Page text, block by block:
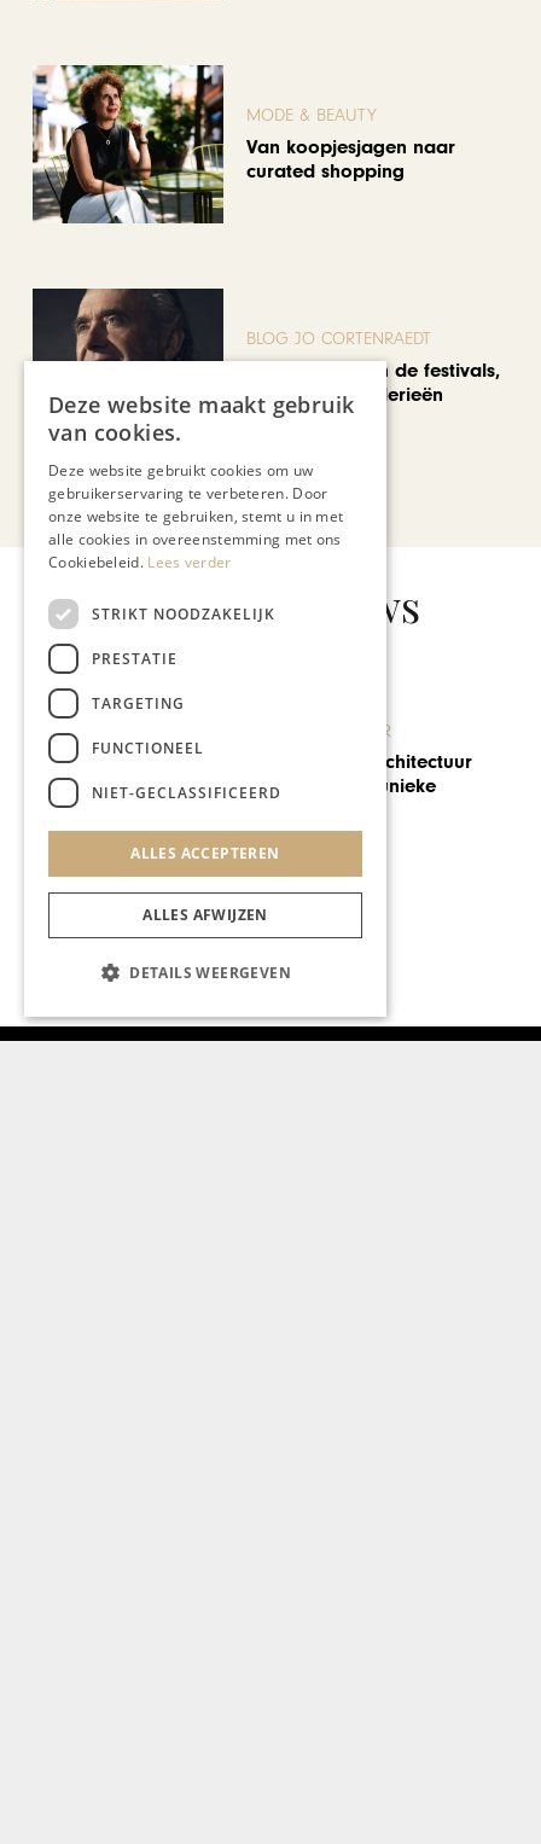
MODE & BEAUTY
Van koopjesjagen naar
curated shopping
BLOG JO CORTENRAEDT
We verzuipen in de festivals,
feesten en braderieën
Bekijk alle artikelen
Gerelateerd nieuws
KUNST & CULTUUR
Pascal Abraas krijgt André
Willems Award 2022
Deze website maakt gebruik
van cookies.
Deze website gebruikt cookies om uw
gebruikerservaring te verbeteren. Door
onze website te gebruiken, stemt u in met
alle cookies in overeenstemming met ons
Cookiebeleid. Lees verder
STRIKT NOODZAKELIJK
PRESTATIE
TARGETING
FUNCTIONEEL
NIET-GECLASSIFICEERD
ALLES ACCEPTEREN
ALLES AFWIJZEN
DETAILS WEERGEVEN